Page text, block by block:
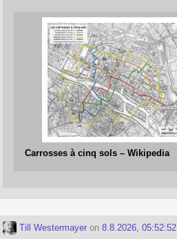
Carrosses à cinq sols – Wikipedia
Till Westermayer on8.8.2026, 05:52:52